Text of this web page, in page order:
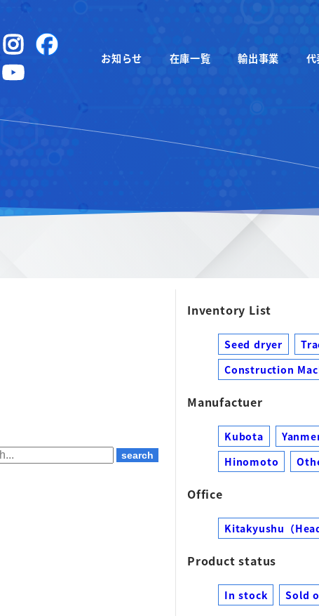
instagramFacebook
YouTube
お知らせ 在庫一覧 輸出事業 代
Inventory List
Seed dryer
Construction
Manufactuer
Kubota
Hinomoto
Office
Kitakyushu（
Product status
In stock Sold